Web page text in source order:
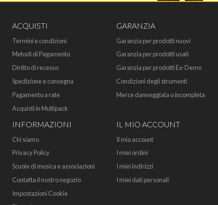
ACQUISTI
Termini e condizioni
Metodi di Pagamento
Diritto di recesso
Spedizione e consegna
Pagamento a rate
Acquisti in Multipack
GARANZIA
Garanzia per prodotti nuovi
Garanzia per prodotti usati
Garanzia per prodotti Ex-Demo
Condizioni degli strumenti
Merce danneggiata o incompleta
INFORMAZIONI
Chi siamo
Privacy Policy
Scuole di musica e associazioni
Contatta il nostro negozio
Impostazioni Cookie
IL MIO ACCOUNT
Il mio account
I miei ordini
I miei indirizzi
I miei dati personali